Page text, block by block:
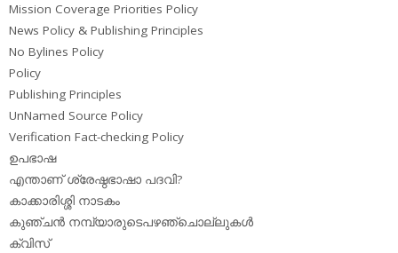
Mission Coverage Priorities Policy
News Policy & Publishing Principles
No Bylines Policy
Policy
Publishing Principles
UnNamed Source Policy
Verification Fact-checking Policy
ഉപഭാഷ
എന്താണ് ശ്രേഷ്ഠഭാഷാ പദവി?
കാക്കാരിശ്ശി നാടകം
കുഞ്ചന്‍ നമ്പ്യാരുടെപഴഞ്ചൊല്ലുകള്‍
ക്വിസ്